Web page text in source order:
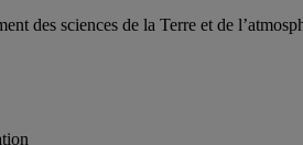
des sciences de la Terre et de